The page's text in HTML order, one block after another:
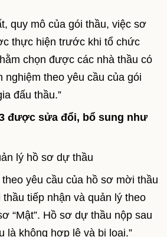
quy mô của gói thầu, việc sơ
thực hiện trước khi tổ chức
chọn được các nhà thầu có
nghiệm theo yêu cầu của gói
đấu thầu.”
được sửa đổi, bổ sung như
lý hồ sơ dự thầu
yêu cầu của hồ sơ mời thầu
tiếp nhận và quản lý theo
“Mật”. Hồ sơ dự thầu nộp sau
là không hợp lệ và bị loại.”